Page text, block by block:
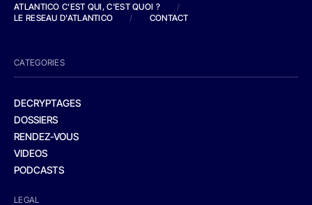
ATLANTICO C'EST QUI, C'EST QUOI ?
/
LE RESEAU D'ATLANTICO
/ CONTACT
CATEGORIES
DECRYPTAGES
DOSSIERS
RENDEZ-VOUS
VIDEOS
PODCASTS
LEGAL